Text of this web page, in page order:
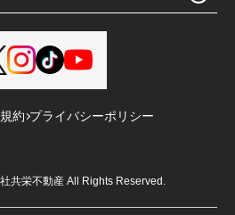
約 プライバシーポリシー
共栄不動産 All Rights Reserved.